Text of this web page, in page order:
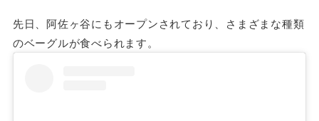
先日、阿佐ヶ谷にもオープンされており、さまざまな種類
のベーグルが食べられます。